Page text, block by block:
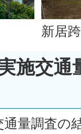
新居
施交通
量調査の